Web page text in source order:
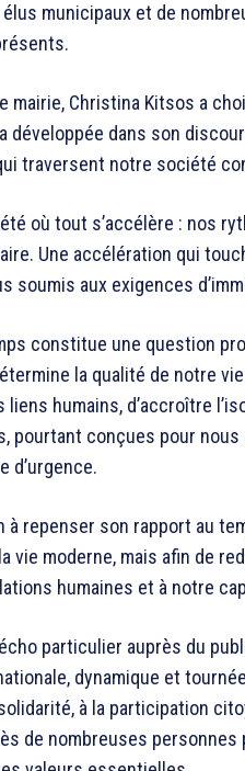
municipaux et de
mairie, Christina Kitsos a
développée dans son
traversent notre société
où tout s’accélère : nos
Une accélération qui
soumis aux exigences
constitue une question
la qualité de notre
humains, d’accroître
pourtant conçues pour
d’urgence.
à repenser son rapport au
vie moderne, mais afin de
humaines et à notre
particulier auprès du
dynamique et
à la participation
de nombreuses